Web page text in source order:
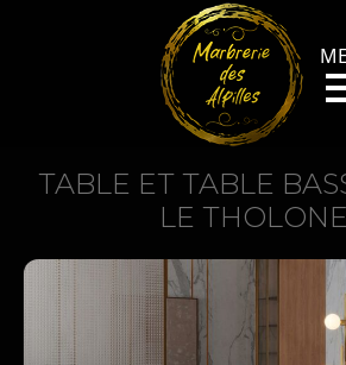
TABLE ET TABLE
LE